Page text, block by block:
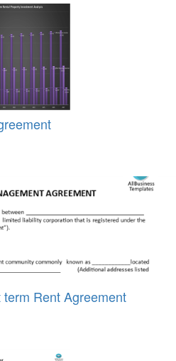
Rent Agreement